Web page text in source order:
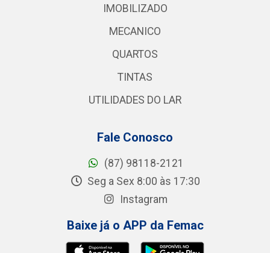
IMOBILIZADO
MECANICO
QUARTOS
TINTAS
UTILIDADES DO LAR
Fale Conosco
(87) 98118-2121
Seg a Sex 8:00 às 17:30
Instagram
Baixe já o APP da Femac